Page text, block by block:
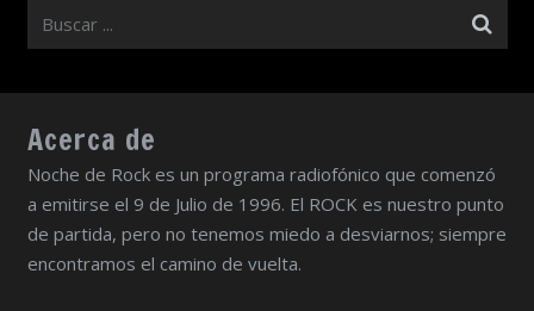
Acerca de
Noche de Rock es un programa radiofónico que comenzó
a emitirse el 9 de Julio de 1996. El ROCK es nuestro punto
de partida, pero no tenemos miedo a desviarnos; siempre
encontramos el camino de vuelta.